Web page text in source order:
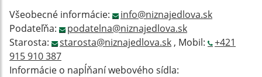
Všeobecné informácie:
info@niznajedlova.sk
Podateľňa:
podatelna@niznajedlova.sk
Starosta:
starosta@niznajedlova.sk , Mobil:
+421
915 910 387
Informácie o napĺňaní webového sídla: